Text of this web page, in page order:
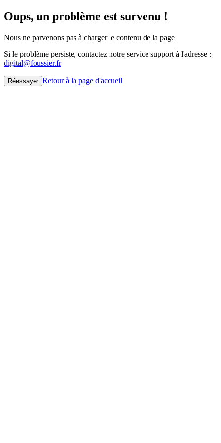
Oups, un problème est survenu !
Nous ne parvenons pas à charger le contenu de la page
Si le problème persiste, contactez notre service support à l'adresse :
digital@foussier.fr
Réessayer Retour à la page d'accueil